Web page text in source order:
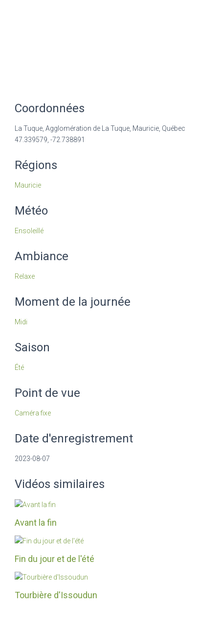
Coordonnées
La Tuque, Agglomération de La Tuque, Mauricie, Québec
47.339579, -72.738891
Régions
Mauricie
Météo
Ensoleillé
Ambiance
Relaxe
Moment de la journée
Midi
Saison
Été
Point de vue
Caméra fixe
Date d'enregistrement
2023-08-07
Vidéos similaires
Avant la fin
Fin du jour et de l'été
Tourbière d'Issoudun